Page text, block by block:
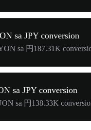
sa JPY conversion
sa 円187.31K
sa JPY conversion
sa 円138.33K